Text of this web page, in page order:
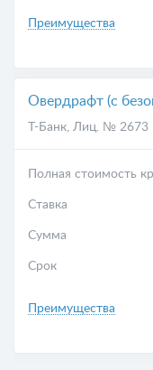
Преимущества
Овердрафт (с
Т-Банк, Лиц. № 2673
Полная стоимость
Ставка
Сумма
Срок
Преимущества